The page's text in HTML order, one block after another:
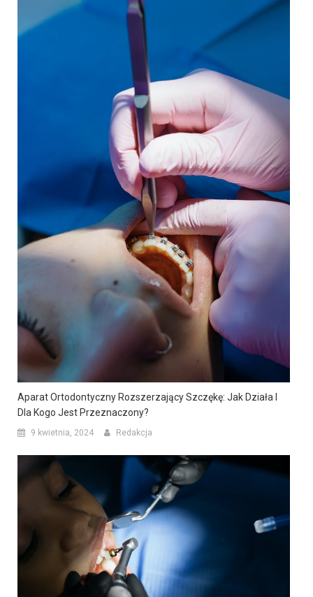
Aparat Ortodontyczny Rozszerzający Szczękę: Jak Działa I
Dla Kogo Jest Przeznaczony?
9 kwietnia, 2024 Redakcja